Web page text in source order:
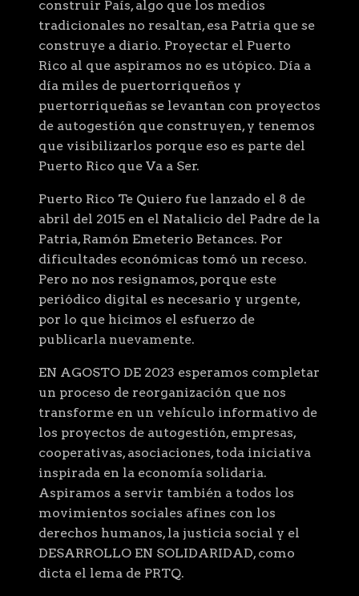
construir País, algo que los medios
tradicionales no resaltan, esa Patria que se
construye a diario. Proyectar el Puerto
Rico al que aspiramos no es utópico. Día a
día miles de puertorriqueños y
puertorriqueñas se levantan con proyectos
de autogestión que construyen, y tenemos
que visibilizarlos porque eso es parte del
Puerto Rico que Va a Ser.
Puerto Rico Te Quiero fue lanzado el 8 de
abril del 2015 en el Natalicio del Padre de la
Patria, Ramón Emeterio Betances. Por
dificultades económicas tomó un receso.
Pero no nos resignamos, porque este
periódico digital es necesario y urgente,
por lo que hicimos el esfuerzo de
publicarla nuevamente.
EN AGOSTO DE 2023 esperamos completar
un proceso de reorganización que nos
transforme en un vehículo informativo de
los proyectos de autogestión, empresas,
cooperativas, asociaciones, toda iniciativa
inspirada en la economía solidaria.
Aspiramos a servir también a todos los
movimientos sociales afines con los
derechos humanos, la justicia social y el
DESARROLLO EN SOLIDARIDAD, como
dicta el lema de PRTQ.